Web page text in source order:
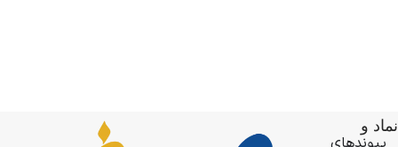
درباره
فروشگاه
پرسی
نماد و